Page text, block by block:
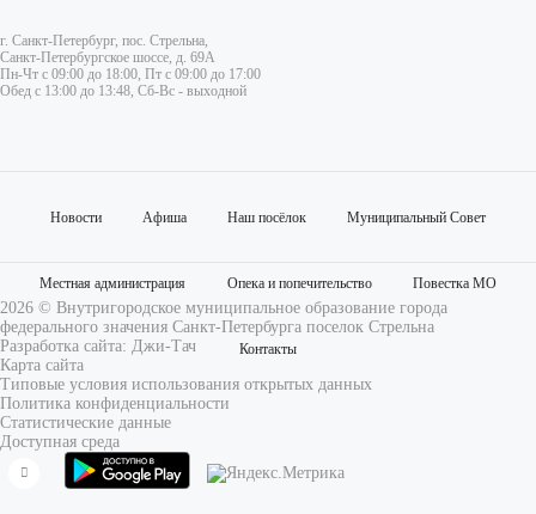
2026 © Внутригородское муниципальное образование города
федерального значения Санкт-Петербурга поселок Стрельна
г. Санкт-Петербург, пос. Стрельна,
Санкт-Петербургское шоссе, д. 69А
Пн-Чт с 09:00 до 18:00, Пт с 09:00 до 17:00
Обед с 13:00 до 13:48, Сб-Вс - выходной
Новости Афиша Наш посёлок Муниципальный Совет
Местная администрация Опека и попечительство Повестка МО
Контакты
2026 © Внутригородское муниципальное образование города
федерального значения Санкт-Петербурга поселок Стрельна
Разработка сайта: Джи-Тач
Карта сайта
Типовые условия использования открытых данных
Политика конфиденциальности
Статистические данные
Доступная среда